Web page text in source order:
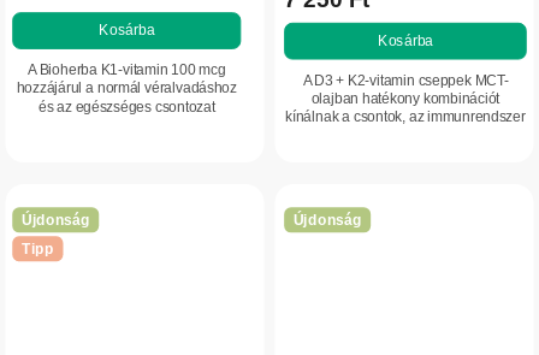
Kosárba
A Bioherba K1-vitamin 100 mcg
hozzájárul a normál véralvadáshoz
és az egészséges csontozat
Kosárba
A D3 + K2-vitamin cseppek MCT-
olajban hatékony kombinációt
kínálnak a csontok, az immunrendszer
Újdonság
Tipp
Újdonság